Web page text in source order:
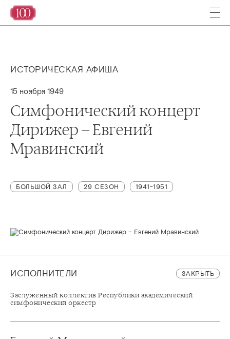
ИСТОРИЧЕСКАЯ АФИША
15 ноября 1949
Симфонический концерт
Дирижер – Евгений
Мравинский
БОЛЬШОЙ ЗАЛ 29 СЕЗОН 1941-1951
ИСПОЛНИТЕЛИ ЗАКРЫТЬ
Заслуженный коллектив Республики академический
симфонический оркестр